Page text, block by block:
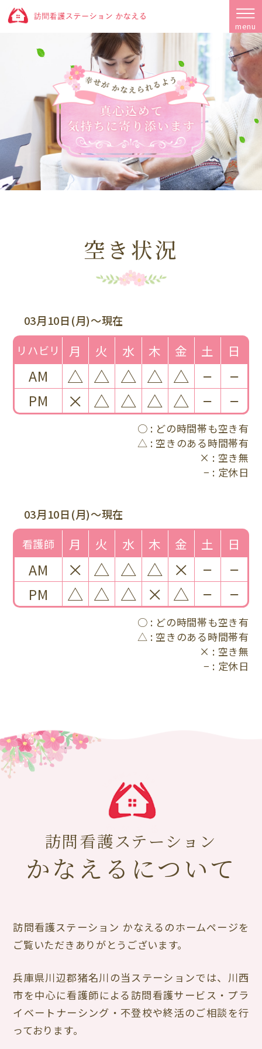
menu
空き状況
03月10日(月)〜現在
リハビリ
月 火 水 木 金 土 日
AM △ △ △ △ △ − −
PM × △ △ △ △ − −
○
どの時間帯も空き有
△ 空きのある時間帯有
×
空き無
−
定休日
03月10日(月)〜現在
看護師
月 火 水 木 金 土 日
AM × △ △ △ × − −
PM △ △ △ × △ − −
○
どの時間帯も空き有
△
空きのある時間帯有
×
空き無
−
定休日
訪問看護ステーション
かなえるについて
訪問看護ステーション かなえるのホームページを
ご覧いただきありがとうございます。
兵庫県川辺郡猪名川の当ステーションでは、川西
市を中心に看護師による訪問看護サービス・プラ
イベートナーシング・不登校や終活のご相談を行
っております。